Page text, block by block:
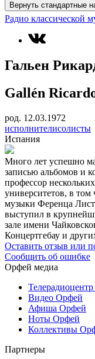
Вернуть стандартные
Радио классической
Гальен
Gallén
род. 12.03.1972
исполнителисолисты
Испания
Много лет успешно
записью альбомов и
профессор
университетов, в
музыки Ференца
выступил в
зале имени
Концертгебау и
Оставить отзыв или
Сообщить об ошибке
Орфей медиа
Видео Орфей
Афиша Орфей
Ноты Орфей
Коллективы
Партнеры